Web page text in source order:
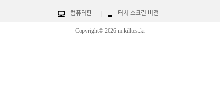
컴퓨터판 터치 스크린 버전
Copyright© 2026 m.killtest.kr